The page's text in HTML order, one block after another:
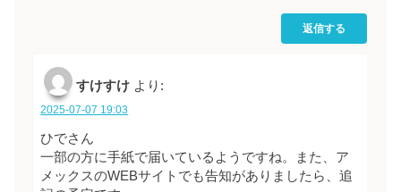
返信する
すけすけ より:
2025-07-07 19:03
ひでさん
一部の方に手紙で届いているようですね。また、ア
メックスのWEBサイトでも告知がありましたら、追